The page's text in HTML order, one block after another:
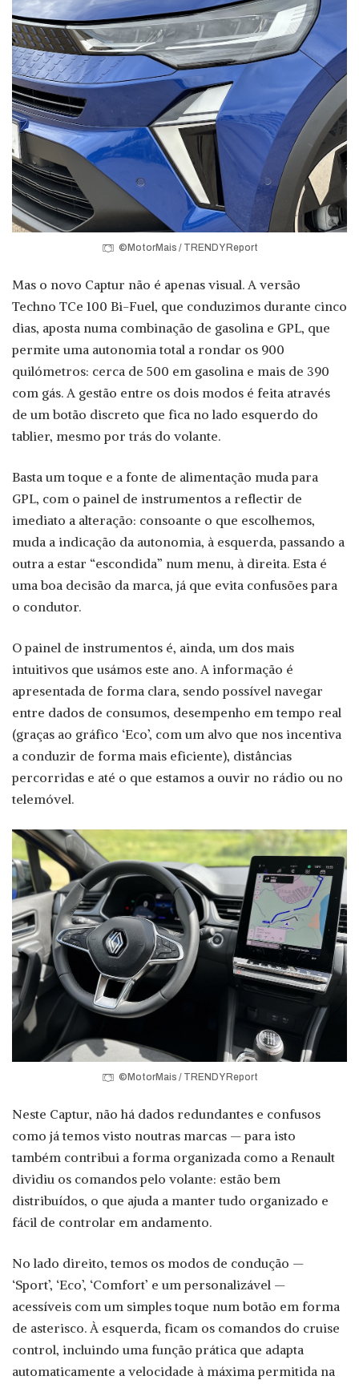
©MotorMais / TRENDY Report
Mas o novo Captur não é apenas visual. A versão
Techno TCe 100 Bi-Fuel, que conduzimos durante cinco
dias, aposta numa combinação de gasolina e GPL, que
permite uma autonomia total a rondar os 900
quilómetros: cerca de 500 em gasolina e mais de 390
com gás. A gestão entre os dois modos é feita através
de um botão discreto que fica no lado esquerdo do
tablier, mesmo por trás do volante.
Basta um toque e a fonte de alimentação muda para
GPL, com o painel de instrumentos a reflectir de
imediato a alteração: consoante o que escolhemos,
muda a indicação da autonomia, à esquerda, passando a
outra a estar “escondida” num menu, à direita. Esta é
uma boa decisão da marca, já que evita confusões para
o condutor.
O painel de instrumentos é, ainda, um dos mais
intuitivos que usámos este ano. A informação é
apresentada de forma clara, sendo possível navegar
entre dados de consumos, desempenho em tempo real
(graças ao gráfico ‘Eco’, com um alvo que nos incentiva
a conduzir de forma mais eficiente), distâncias
percorridas e até o que estamos a ouvir no rádio ou no
telemóvel.
©MotorMais / TRENDY Report
Neste Captur, não há dados redundantes e confusos
como já temos visto noutras marcas — para isto
também contribui a forma organizada como a Renault
dividiu os comandos pelo volante: estão bem
distribuídos, o que ajuda a manter tudo organizado e
fácil de controlar em andamento.
No lado direito, temos os modos de condução —
‘Sport’, ‘Eco’, ‘Comfort’ e um personalizável —
acessíveis com um simples toque num botão em forma
de asterisco. À esquerda, ficam os comandos do cruise
control, incluindo uma função prática que adapta
automaticamente a velocidade à máxima permitida na